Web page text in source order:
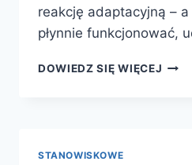
reakcję adaptacyjną – a
płynnie funkcjonować,
DOWIEDZ SIĘ WIĘCEJ
STANOWISKOWE